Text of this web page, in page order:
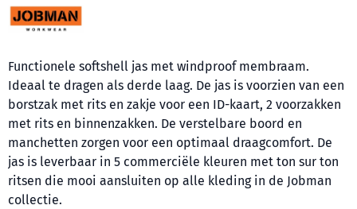
Functionele softshell jas met windproof membraam.
Ideaal te dragen als derde laag. De jas is voorzien van een
borstzak met rits en zakje voor een ID-kaart, 2 voorzakken
met rits en binnenzakken. De verstelbare boord en
manchetten zorgen voor een optimaal draagcomfort. De
jas is leverbaar in 5 commerciële kleuren met ton sur ton
ritsen die mooi aansluiten op alle kleding in de Jobman
collectie.